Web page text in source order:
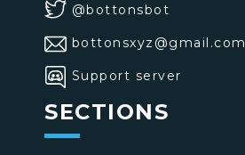
@bottonsbot
bottonsxyz@gmail.com
Support server
SECTIONS